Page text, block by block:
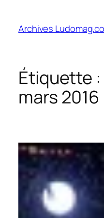
contenu
Archives
Étiquette :
mars 2016